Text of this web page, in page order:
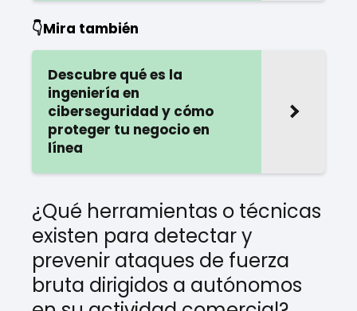
👇Mira también
Descubre qué es la
ingeniería en
ciberseguridad y cómo
proteger tu negocio en
línea
¿Qué herramientas o técnicas
existen para detectar y
prevenir ataques de fuerza
bruta dirigidos a autónomos